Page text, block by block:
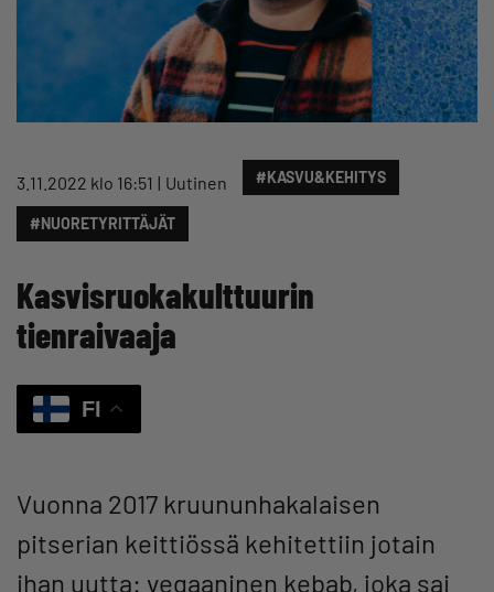
3.11.2022 klo 16:51 Uutinen #KASVU&KEHITYS
#NUORETYRITTÄJÄT
Kasvisruokakulttuurin
tienraivaaja
FI
Vuonna 2017 kruununhakalaisen
pitserian keittiössä kehitettiin jotain
ihan uutta: vegaaninen kebab, joka sai